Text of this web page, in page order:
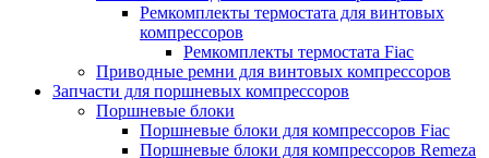
Ремкомплекты термостата для винтовых
компрессоров
Ремкомплекты термостата Fiac
Приводные ремни для винтовых компрессоров
Запчасти для поршневых компрессоров
Поршневые блоки
Поршневые блоки для компрессоров Fiac
Поршневые блоки для компрессоров Remeza